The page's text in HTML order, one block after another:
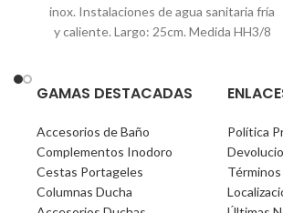
inox. Instalaciones de agua sanitaria fría
y caliente. Largo: 25cm. Medida HH3/8
GAMAS DESTACADAS
Accesorios de Baño
Complementos Inodoro
Cestas Portageles
Columnas Ducha
Política